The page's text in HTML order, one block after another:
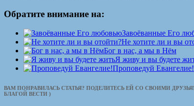
Обратите внимание на:
Завоёванные Его
Не хотите ли и вы
Бог в нас, а мы в Нём
Я живу и вы будете
Проповедуй Евангелие!
ВАМ ПОНРАВИЛАСЬ СТАТЬЯ? ПОДЕЛИТЕСЬ ЕЙ СО СВОИМИ
БЛАГОЙ ВЕСТИ )